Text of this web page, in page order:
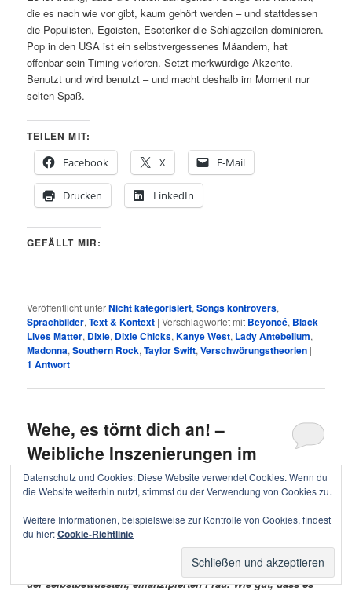
die es nach wie vor gibt, kaum gehört werden – und stattdessen
die Populisten, Egoisten, Esoteriker die Schlagzeilen dominieren.
Pop in den USA ist ein selbstvergessenes Mäandern, hat
offenbar sein Timing verloren. Setzt merkwürdige Akzente.
Benutzt und wird benutzt – und macht deshalb im Moment nur
selten Spaß.
TEILEN MIT:
Facebook
X E-Mail
Drucken LinkedIn
GEFÄLLT MIR:
Veröffentlicht unterNicht kategorisiert,Songs kontrovers,
Sprachbilder,Text & Kontext |Verschlagwortet mit Beyoncé, Black
Lives Matter, Dixie, Dixie Chicks,Kanye West, Lady Antebellum,
Madonna,Southern Rock,Taylor Swift,Verschwörungstheorien |
1 Antwort
Wehe, es törnt dich an! –
Weibliche Inszenierungen im
Clinch
Etwas läuft schief mit dem Feminismus in den USA,
zumindest in der Popmusik: Weibliche Superstars, die in
Hitvideos erotisches Posing zelebrieren, gelten als Inbegriff
der selbstbewussten, emanzipierten Frau. Wie gut, dass es
Datenschutz und Cookies: Diese Website verwendet Cookies. Wenn du
die Website weiterhin nutzt, stimmst du der Verwendung von Cookies zu.
Weitere Informationen, beispielsweise zur Kontrolle von Cookies, findest
du hier:Cookie-Richtlinie